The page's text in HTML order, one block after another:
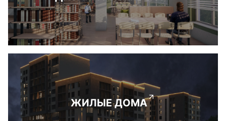
ЖИЛЫЕ ДОМА